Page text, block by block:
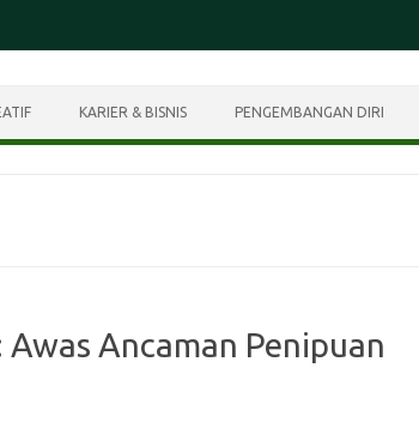
KARIER & BISNIS PENGEMBANGAN DIRI
Ancaman Penipuan